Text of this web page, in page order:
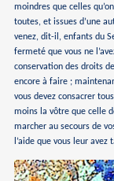
moindres que celles
toutes, et issues d’une
venez, dit-il, enfants du
fermeté que vous ne
conservation des droits
encore à faire ;
vous devez consacrer
moins la vôtre que celle
marcher au secours de
l’aide que vous leur